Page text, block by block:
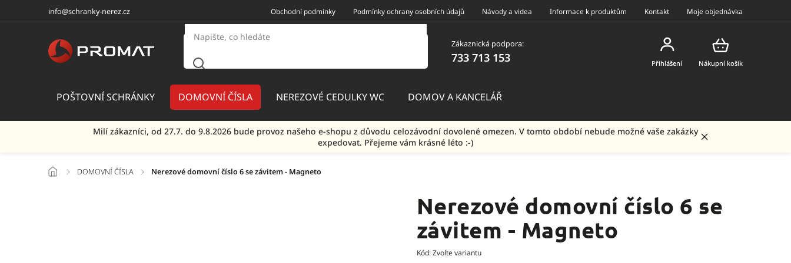
info@schranky-nerez.cz Obchodní podmínky Podmínky ochrany osobních údajů Návody a videa Informace k produktům Kontakt Moje objednávka
Zákaznická podpora:
733 713 153 Nákupní košík
Přihlášení
POŠTOVNÍ SCHRÁNKY DOMOVNÍ ČÍSLA NEREZOVÉ CEDULKY WC DOMOV A KANCELÁŘ
Milí zákazníci, od 27.7. do 9.8.2026 bude provoz našeho e-shopu z důvodu celozávodní dovolené omezen. V tomto období nebude možné vaše zakázky
expedovat. Přejeme vám krásné léto :-)
/ DOMOVNÍ ČÍSLA / Nerezové domovní číslo 6 se závitem - Magneto
Nerezové domovní číslo 6 se
závitem - Magneto
Kód:Zvolte variantu